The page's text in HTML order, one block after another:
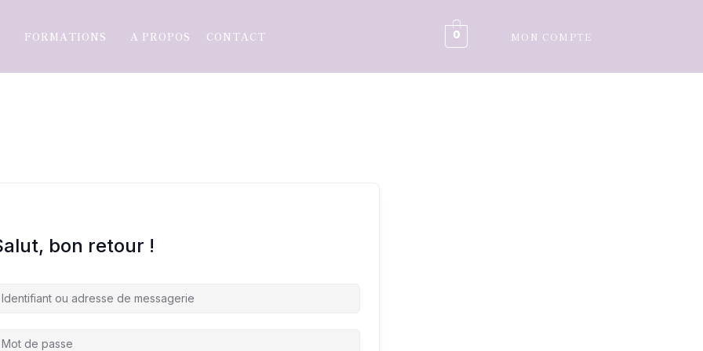
FORMATIONS A PROPOS CONTACT 0 MON COMPTE
bon retour !